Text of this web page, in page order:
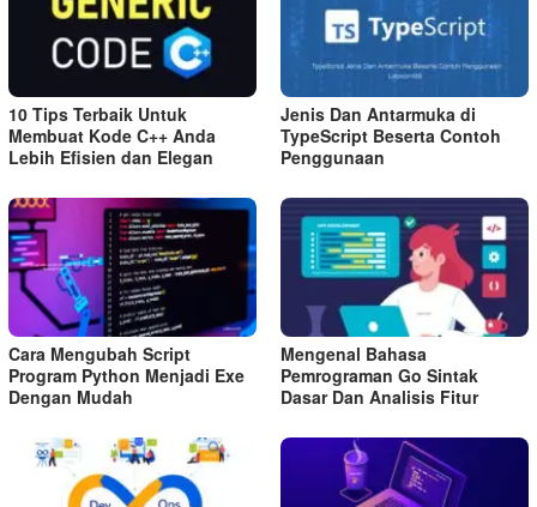
10 Tips Terbaik Untuk
Membuat Kode C++ Anda
Lebih Efisien dan Elegan
Jenis Dan Antarmuka di
TypeScript Beserta Contoh
Penggunaan
Cara Mengubah Script
Program Python Menjadi Exe
Dengan Mudah
Mengenal Bahasa
Pemrograman Go Sintak
Dasar Dan Analisis Fitur